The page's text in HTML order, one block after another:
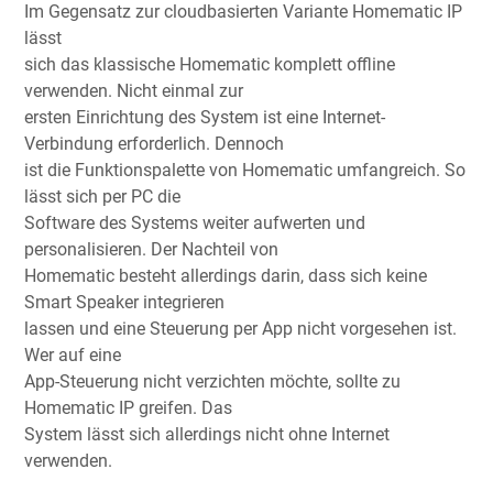
Im Gegensatz zur cloudbasierten Variante Homematic IP
lässt
sich das klassische Homematic komplett offline
verwenden. Nicht einmal zur
ersten Einrichtung des System ist eine Internet-
Verbindung erforderlich. Dennoch
ist die Funktionspalette von Homematic umfangreich. So
lässt sich per PC die
Software des Systems weiter aufwerten und
personalisieren. Der Nachteil von
Homematic besteht allerdings darin, dass sich keine
Smart Speaker integrieren
lassen und eine Steuerung per App nicht vorgesehen ist.
Wer auf eine
App-Steuerung nicht verzichten möchte, sollte zu
Homematic IP greifen. Das
System lässt sich allerdings nicht ohne Internet
verwenden.